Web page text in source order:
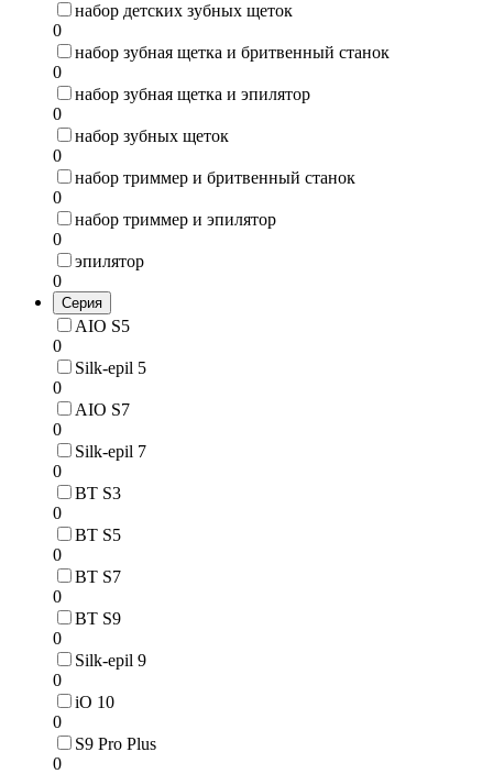
набор детских зубных щеток
0
набор зубная щетка и бритвенный станок
0
набор зубная щетка и эпилятор
0
набор зубных щеток
0
набор триммер и бритвенный станок
0
набор триммер и эпилятор
0
эпилятор
0
Серия
AIO S5
0
Silk-epil 5
0
AIO S7
0
Silk-epil 7
0
BT S3
0
BT S5
0
BT S7
0
BT S9
0
Silk-epil 9
0
iO 10
0
S9 Pro Plus
0